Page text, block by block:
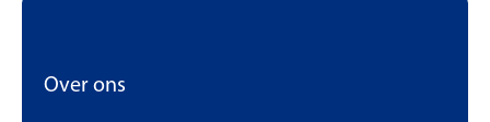
Over ons